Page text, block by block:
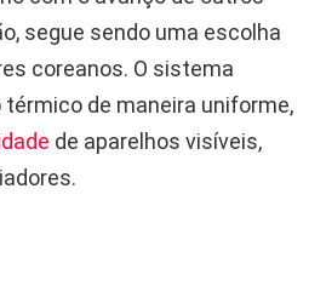
segue sendo uma escolha
coreanos. O sistema
de maneira uniforme,
de aparelhos visíveis,